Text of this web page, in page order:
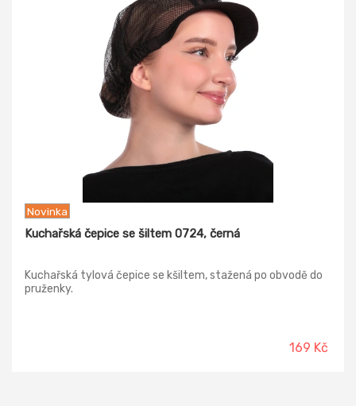
Novinka
Kuchařská čepice se šiltem 0724, černá
Kuchařská tylová čepice se kšiltem, stažená po obvodě do
pruženky.
169 Kč